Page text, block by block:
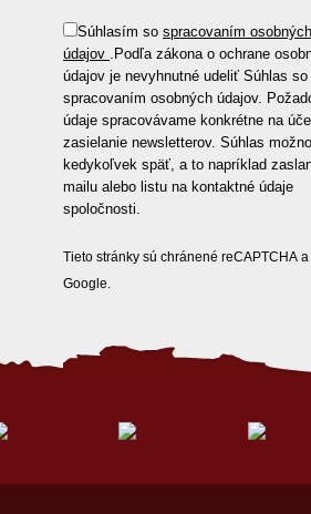
Súhlasím so spracovaním osobných
údajov . Podľa zákona o ochrane
údajov je nevyhnutné udeliť Súhlas so
spracovaním osobných údajov.
údaje spracovávame konkrétne na
zasielanie newsletterov. Súhlas
kedykoľvek späť, a to napríklad
mailu alebo listu na kontaktné údaje
spoločnosti.
Tieto stránky sú chránené reCAPTCHA
Google.